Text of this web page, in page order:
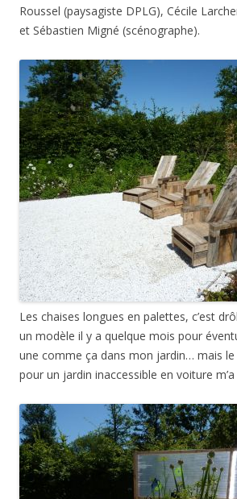
Roussel (paysagiste DPLG), Cécile
et Sébastien Migné (scénographe).
Les chaises longues en palettes, c’est
un modèle il y a quelque mois pour
une comme ça dans mon jardin… mais
pour un jardin inaccessible en voiture